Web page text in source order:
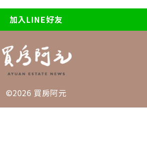
繼續閱讀
加入LINE好友